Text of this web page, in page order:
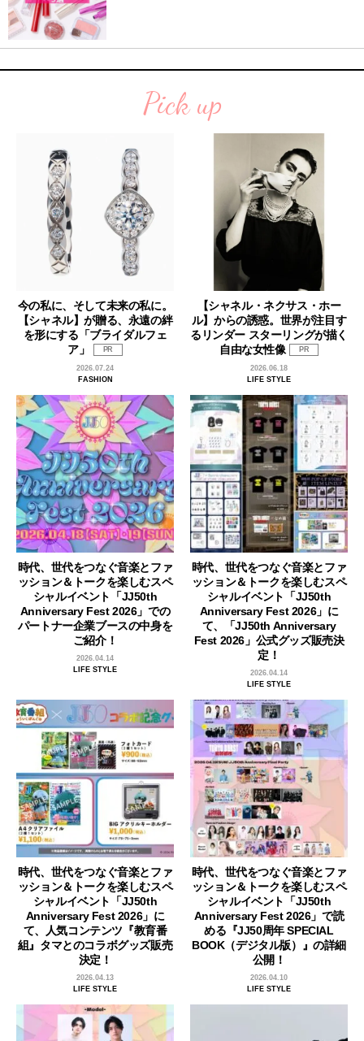
Pick up
今の私に、そして未来の私に。
【シャネル】が贈る、永遠の絆
を形にする「ブライダルフェ
ア」
PR
2026.07.24
FASHION
【シャネル・ネクサス・ホー
ル】からの誘惑。世界が注目す
るリンダー スターリングが描く
自由な女性像
PR
2026.06.18
LIFE STYLE
時代、世代をつなぐ音楽とファ
ッション＆トークを楽しむスペ
シャルイベント「JJ50th
Anniversary Fest 2026」での
パートナー企業ブースの中身を
ご紹介！
2026.04.14
LIFE STYLE
時代、世代をつなぐ音楽とファ
ッション＆トークを楽しむスペ
シャルイベント「JJ50th
Anniversary Fest 2026」に
て、「JJ50th Anniversary
Fest 2026」公式グッズ販売決
定！
2026.04.14
LIFE STYLE
時代、世代をつなぐ音楽とファ
ッション＆トークを楽しむスペ
シャルイベント「JJ50th
Anniversary Fest 2026」に
て、人気コンテンツ『教育番
組』タマとのコラボグッズ販売
決定！
2026.04.13
LIFE STYLE
時代、世代をつなぐ音楽とファ
ッション＆トークを楽しむスペ
シャルイベント「JJ50th
Anniversary Fest 2026」で読
める『JJ50周年 SPECIAL
BOOK（デジタル版）』の詳細
公開！
2026.04.10
LIFE STYLE